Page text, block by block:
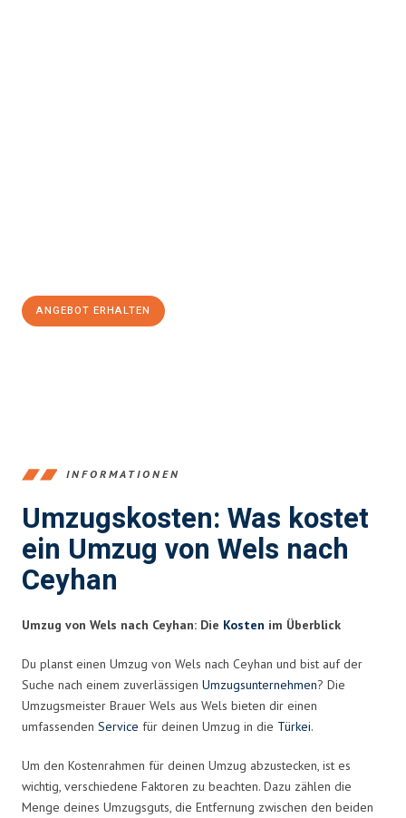
ANGEBOT ERHALTEN
INFORMATIONEN
Umzugskosten: Was kostet
ein Umzug von Wels nach
Ceyhan
Umzug von Wels nach Ceyhan: Die Kosten im Überblick
Du planst einen Umzug von Wels nach Ceyhan und bist auf der
Suche nach einem zuverlässigen Umzugsunternehmen? Die
Umzugsmeister Brauer Wels aus Wels bieten dir einen
umfassenden Service für deinen Umzug in die Türkei.
Um den Kostenrahmen für deinen Umzug abzustecken, ist es
wichtig, verschiedene Faktoren zu beachten. Dazu zählen die
Menge deines Umzugsguts, die Entfernung zwischen den beiden